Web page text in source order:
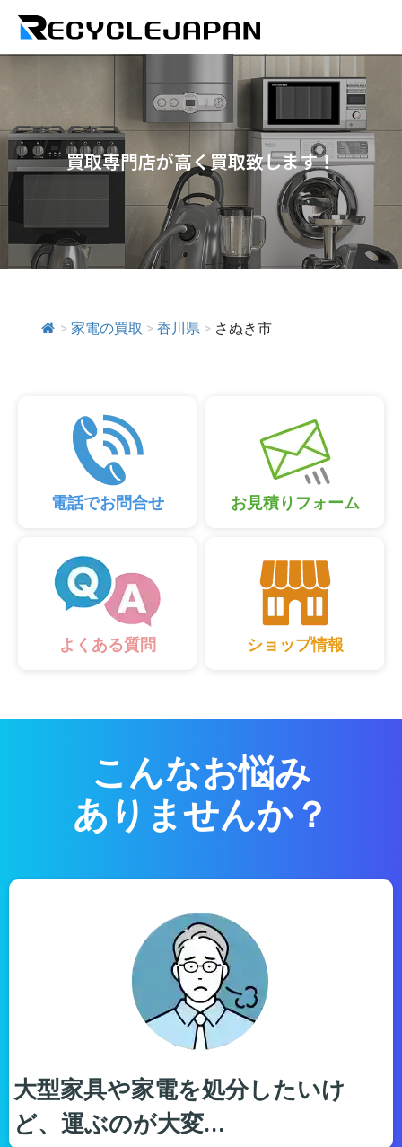
買取専門店が高く買取致します！
> 家電の買取 > 香川県 > さぬき市
電話でお問合せ お見積りフォーム
よくある質問 ショップ情報
こんなお悩み
ありませんか？
大型家具や家電を処分したいけ
ど、運ぶのが大変…